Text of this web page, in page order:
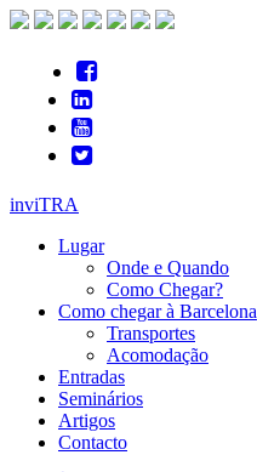
inviTRA
Lugar
Onde e Quando
Como Chegar?
Como chegar à Barcelona
Transportes
Acomodação
Entradas
Seminários
Artigos
Contacto